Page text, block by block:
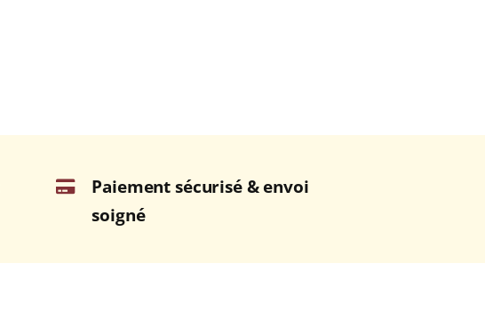
Paiement sécurisé & envoi
soigné